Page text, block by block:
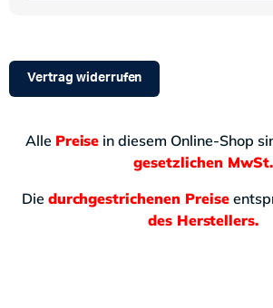
Vertrag widerrufen
Alle Preise in diesem Online-Shop
gesetzlichen MwSt.
Die durchgestrichenen Preise
des Herstellers.